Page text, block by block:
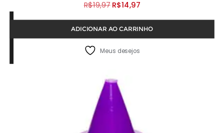
R$19,97 O
preço
original
R$19,97.
R$14,97O
preço
atual
ADICIONAR AO CARRINHO
Meus desejos